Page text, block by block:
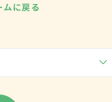
ムに戻る